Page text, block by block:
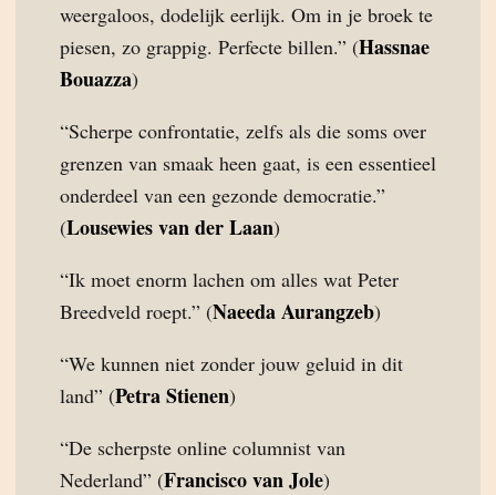
weergaloos, dodelijk eerlijk. Om in je broek te
piesen, zo grappig. Perfecte billen.” (Hassnae
Bouazza)
“Scherpe confrontatie, zelfs als die soms over
grenzen van smaak heen gaat, is een essentieel
onderdeel van een gezonde democratie.”
(Lousewies van der Laan)
“Ik moet enorm lachen om alles wat Peter
Breedveld roept.” (Naeeda Aurangzeb)
“We kunnen niet zonder jouw geluid in dit
land” (Petra Stienen)
“De scherpste online columnist van
Nederland” (Francisco van Jole)